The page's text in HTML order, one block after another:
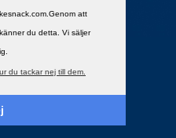
att
du detta. Vi säljer
du tackar nej till dem.